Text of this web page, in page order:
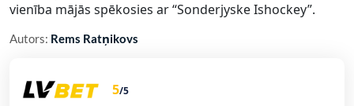
vienība mājās spēkosies ar “Sonderjyske Ishockey”.
Autors: Rems Ratņikovs
5/5